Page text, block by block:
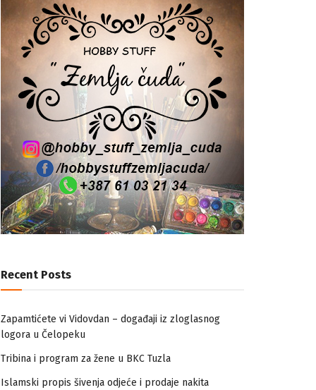
Recent Posts
Zapamtićete vi Vidovdan – događaji iz zloglasnog
logora u Čelopeku
Tribina i program za žene u BKC Tuzla
Islamski propis šivenja odjeće i prodaje nakita